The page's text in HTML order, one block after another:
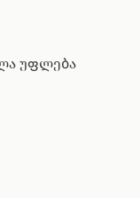
უფლება